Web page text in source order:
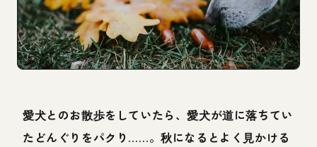
愛犬とのお散歩をしていたら、愛犬が道に落ちてい
たどんぐりをパクり……。秋になるとよく見かける